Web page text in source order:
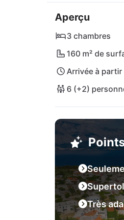
mets
à pied, et vous
Sumartin. Sur l'île
vous devez voir !
Aperçu
3 chambres
160 m² de
Arrivée à partir
6 (+2)
Très